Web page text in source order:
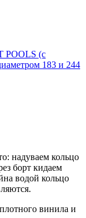
POOLS (с
183 и 244
надуваем кольцо
борт кидаем
водой кольцо
винила и